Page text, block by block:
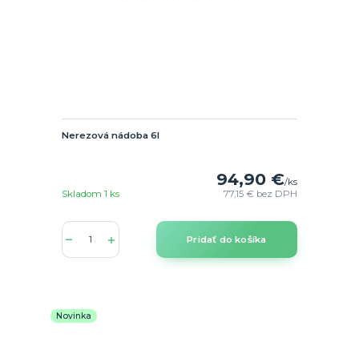
Nerezová nádoba 6l
94,90 €/ks
77,15 € bez DPH
Skladom 1 ks
Pridať do košíka
Novinka